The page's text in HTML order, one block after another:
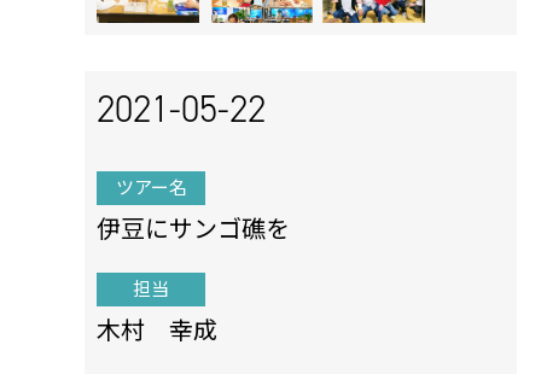
2021-05-22
ツアー名
伊豆にサンゴ礁を
担当
木村 幸成